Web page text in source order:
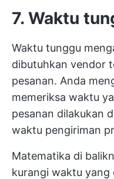
7. Waktu
Waktu tunggu
dibutuhkan vendor
pesanan. Anda
memeriksa waktu
pesanan dilakukan
waktu pengiriman
Matematika di
kurangi waktu yang